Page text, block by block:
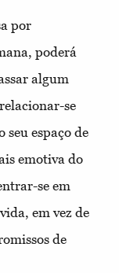
por
poderá
algum
se
espaço de
emotiva do
se em
em vez de
de